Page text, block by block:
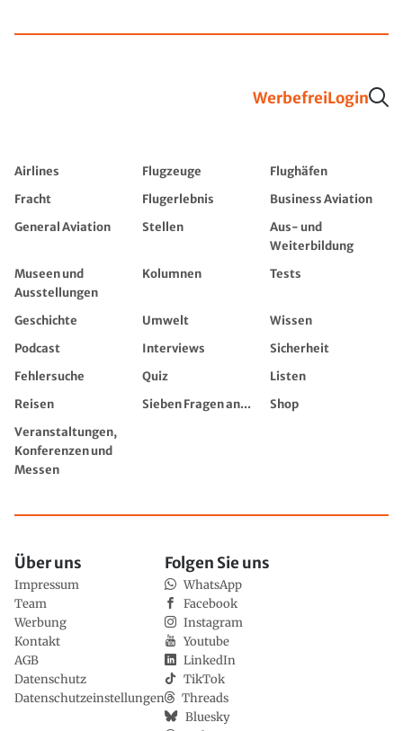
WerbefreiLogin
Airlines Flugzeuge
Flughäfen
Fracht
Flugerlebnis
Business Aviation
General Aviation
Stellen
Aus- und
Weiterbildung
Museen und
Ausstellungen
Kolumnen Tests
Geschichte Umwelt
Wissen
Podcast
Interviews
Sicherheit
Fehlersuche
Quiz
Listen
Reisen
Sieben Fragen an...
Shop
Veranstaltungen,
Konferenzen und
Messen
Über uns
Impressum
Team
Werbung
Kontakt
AGB
Datenschutz
Datenschutzeinstellungen
Folgen Sie uns
WhatsApp
Facebook
Instagram
Youtube
LinkedIn
TikTok
Threads
Bluesky